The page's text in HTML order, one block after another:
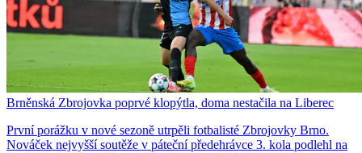
Brněnská Zbrojovka poprvé klopýtla, doma nestačila na Liberec
První porážku v nové sezoně utrpěli fotbalisté Zbrojovky Brno.
Nováček nejvyšší soutěže v páteční předehrávce 3. kola podlehl na